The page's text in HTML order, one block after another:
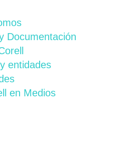
Documentación
entidades
en Medios